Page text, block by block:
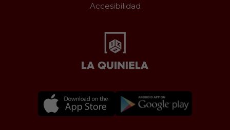
Accesibilidad